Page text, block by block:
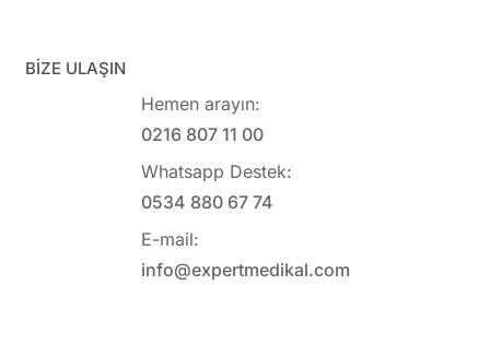
BİZE ULAŞIN
Hemen arayın:
0216 807 11 00
Whatsapp Destek:
0534 880 67 74
E-mail:
info@expertmedikal.com